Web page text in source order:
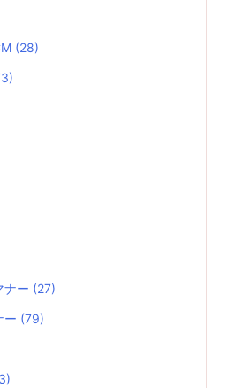
(28)
ナー (27)
ー (79)